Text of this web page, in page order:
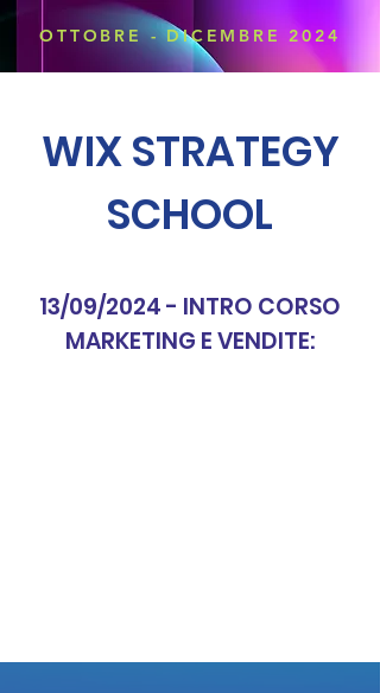
OTTOBRE - DICEMBRE 2024
WIX STRATEGY
SCHOOL
13/09/2024 - INTRO CORSO
MARKETING E VENDITE: